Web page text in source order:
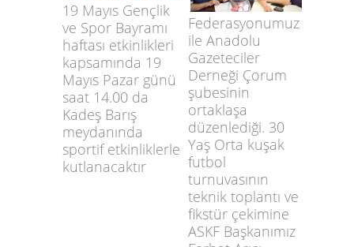
19 Mayıs Gençlik
ve Spor Bayramı
haftası etkinlikleri
kapsamında 19
Mayıs Pazar günü
saat 14.00 da
Kadeş Barış
meydanında
sportif etkinliklerle
kutlanacaktır
Federasyonumuz
ile Anadolu
Gazeteciler
Derneği Çorum
şubesinin
ortaklaşa
düzenlediği. 30
Yaş Orta kuşak
futbol
turnuvasının
teknik toplantı ve
fikstür çekimine
ASKF Başkanımız